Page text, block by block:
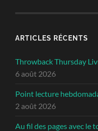
ARTICLES RÉCENTS
Throwback Thursday
6 août 2026
Point lecture
2 août 2026
Au fil des pages avec le